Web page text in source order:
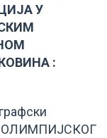
У
:
ОЛИМПИЈСКОГ